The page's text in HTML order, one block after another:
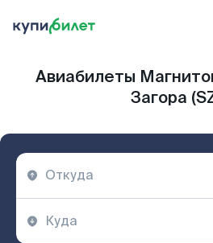
Авиабилеты
Загора